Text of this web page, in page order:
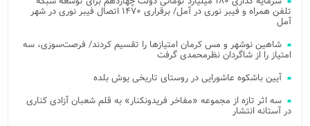
تلفن همراه و فیبر نوری در آمل/ برقراری ۱۴۷۰ اتصال فیبر نوری در شهر
آمل
شاهین نوشهر و مس کرمان امتیازها را تقسیم کردند/ فرصت‌سوزی، سه
امتیاز را از شاگردان نظرمحمدی گرفت
آیین باشکوه عاشورایی در روستای تاریخی یوش بلده
سه اثر تازه از مجموعه «مفاخر فریدونکنار» به قلم شعبان آزادی کناری
در آستانه انتشار